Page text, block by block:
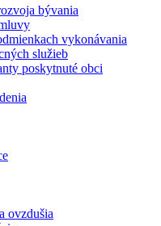
bývania
vykonávania
služieb
poskytnuté obci
ovzdušia